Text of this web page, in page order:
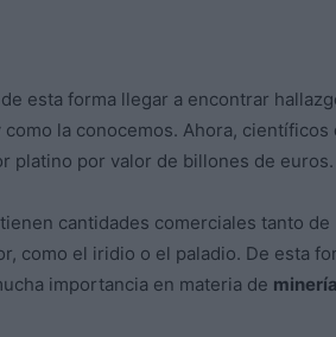
esta forma llegar a encontrar
la conocemos. Ahora, científicos
platino por valor de billones de euros.
cantidades comerciales tanto de
como el iridio o el paladio. De esta
importancia en materia de minería